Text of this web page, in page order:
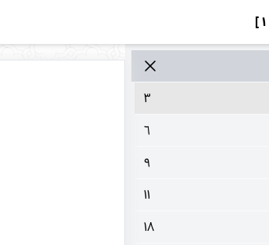
٣
٦
٩
١١
١٨
البحث